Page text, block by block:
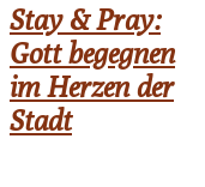
Stay & Pray:
Gott begegnen
im Herzen der
Stadt